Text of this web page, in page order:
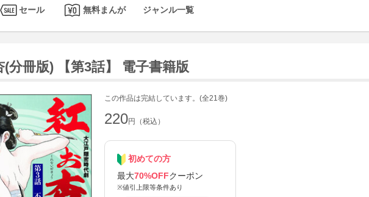
セール 無料まんが ジャンル一覧
(分冊版) 【第3話】 電子書籍版
この作品は完結しています。(全21巻)
220円（税込）
初めての方
最大70%OFFクーポン
※値引上限等条件あり